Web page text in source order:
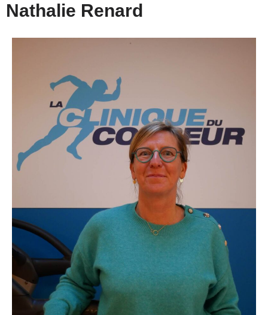
Nathalie Renard